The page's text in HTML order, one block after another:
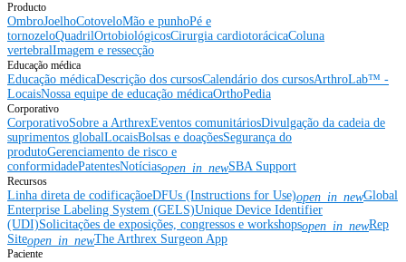
Producto
OmbroJoelhoCotoveloMão e punhoPé e
tornozeloQuadrilOrtobiológicosCirurgia cardiotorácicaColuna
vertebralImagem e ressecção
Educação médica
Educação médicaDescrição dos cursosCalendário dos cursosArthroLab™ -
LocaisNossa equipe de educação médicaOrthoPedia
Corporativo
CorporativoSobre a ArthrexEventos comunitáriosDivulgação da cadeia de
suprimentos globalLocaisBolsas e doaçõesSegurança do
produtoGerenciamento de risco e
conformidadePatentesNotíciasopen_in_newSBA Support
Recursos
Linha direta de codificaçãoeDFUs (Instructions for Use)open_in_newGlobal
Enterprise Labeling System (GELS)Unique Device Identifier
(UDI)Solicitações de exposições, congressos e workshopsopen_in_newRep
Siteopen_in_newThe Arthrex Surgeon App
Paciente